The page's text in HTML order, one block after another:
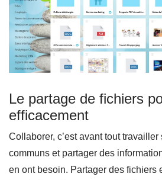
Le partage de fichiers
efficacement
Collaborer, c’est avant tout
communs et partager des
en ont besoin. Partager des fichiers